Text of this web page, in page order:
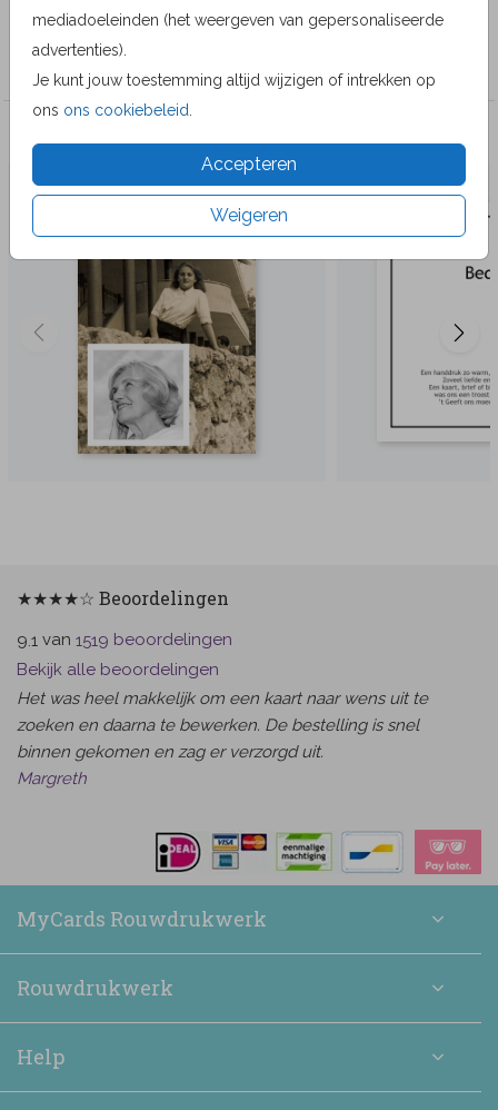
mediadoeleinden (het weergeven van gepersonaliseerde
advertenties).
Je kunt jouw toestemming altijd wijzigen of intrekken op
ons ons cookiebeleid
Accepteren
Weigeren
Collectie
Veel gekozen producten
★★★★☆ Beoordelingen
9.1 van 1519 beoordelingen
Bekijk alle beoordelingen
Het was heel makkelijk om een kaart naar wens uit te
zoeken en daarna te bewerken. De bestelling is snel
binnen gekomen en zag er verzorgd uit.
Margreth
MyCards Rouwdrukwerk
Rouwdrukwerk
Help